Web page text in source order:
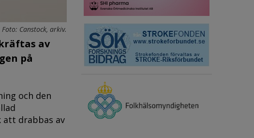
Foto: Canstock, arkiv.
av
på
och den
att drabbas av